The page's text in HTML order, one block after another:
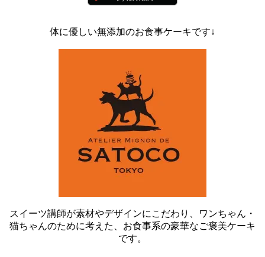
体に優しい無添加のお食事ケーキです↓
スイーツ講師が素材やデザインにこだわり、ワンちゃん・
猫ちゃんのために考えた、お食事系の豪華なご褒美ケーキ
です。